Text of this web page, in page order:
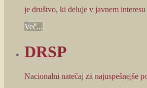
je društvo, ki deluje v javnem
Več...
DRSP
Nacionalni natečaj za najuspešnejše